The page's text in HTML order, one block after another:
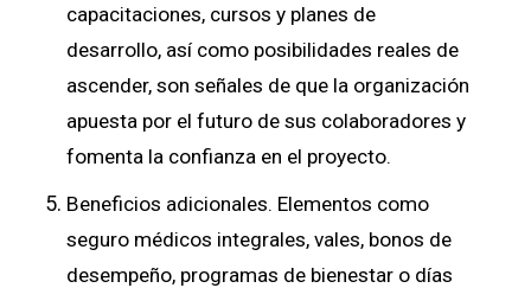
capacitaciones, cursos y planes de
desarrollo, así como posibilidades reales de
ascender, son señales de que la organización
apuesta por el futuro de sus colaboradores y
fomenta la confianza en el proyecto.
Beneficios adicionales. Elementos como
seguro médicos integrales, vales, bonos de
desempeño, programas de bienestar o días